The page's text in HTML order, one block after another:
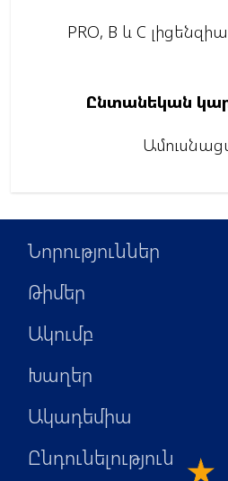
PRO, B և C
Ընտանեկան
Նորություններ
Թիմեր
Ակումբ
Խաղեր
Ակադեմիա
Ընդունելություն